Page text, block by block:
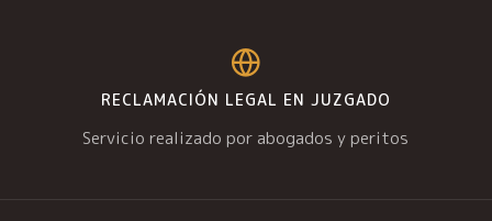
RECLAMACIÓN LEGAL EN JUZGADO
Servicio realizado por abogados y peritos